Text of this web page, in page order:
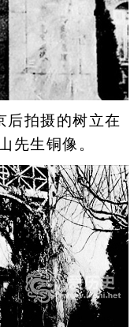
拍摄的树立在
先生铜像。